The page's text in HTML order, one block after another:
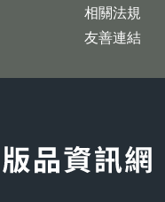
相關法規
友善連結